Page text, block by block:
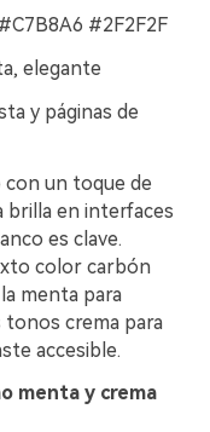
#2F2F2F
elegante
y páginas de
con un toque de
brilla en interfaces
es clave.
color carbón
menta para
tonos crema para
accesible.
menta y crema